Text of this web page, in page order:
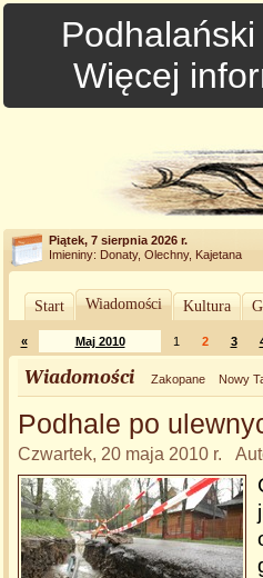
Więcej
Piątek, 7 sierpnia 2026 r.
Imieniny: Donaty, Olechny, Kajetana
Start Wiadomości Kultura
« Maj 2010 1 2 3
Wiadomości Zakopane Nowy
Podhale po
Czwartek, 20 maja 2010 r.